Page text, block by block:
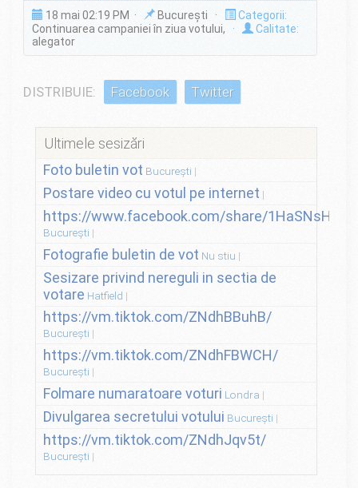
18 mai 02:19 PM · București ·
Categorii:
Continuarea campaniei în ziua votului,
·
Calitate:
alegator
DISTRIBUIE: Facebook Twitter
Ultimele sesizări
Foto buletin vot București
Postare video cu votul pe internet
https://www.facebook.com/share/
București
Fotografie buletin de vot Nu stiu
Sesizare privind nereguli in sectia de
votare Hatfield
https://vm.tiktok.com/ZNdhBBuhB/
București
https://vm.tiktok.com/ZNdhFBWCH/
București
Folmare numaratoare voturi Londra
Divulgarea secretului votului București
https://vm.tiktok.com/ZNdhJqv5t/
București